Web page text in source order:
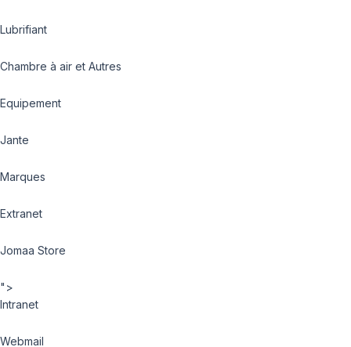
Lubrifiant
Chambre à air et Autres
Equipement
Jante
Marques
Extranet
Jomaa Store
">
Intranet
Webmail